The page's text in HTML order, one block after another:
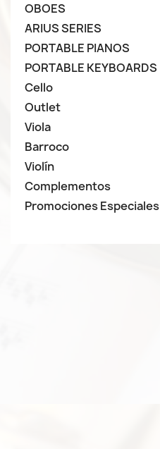
OBOES
ARIUS SERIES
PORTABLE PIANOS
PORTABLE KEYBOARDS
Cello
Outlet
Viola
Barroco
Violín
Complementos
Promociones Especiales